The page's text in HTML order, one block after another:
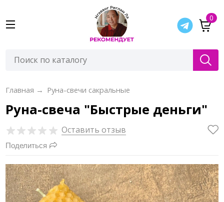
0
Главная → Руна-свечи сакральные
Руна-свеча "Быстрые деньги"
Оставить отзыв
Поделиться